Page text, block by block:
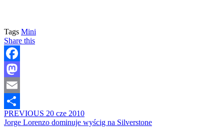
Tags Mini
Share this
Facebook
Mastodon
Email
Share
PREVIOUS 20 cze 2010
Jorge Lorenzo dominuje wyścig na Silverstone